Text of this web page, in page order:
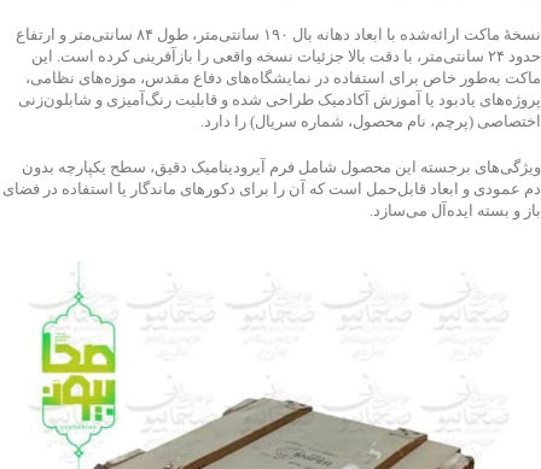
نسخهٔ ماکت ارائه‌شده با ابعاد دهانه بال ۱۹۰ سانتی‌متر، طول ۸۴ سانتی‌متر و ارتفاع
حدود ۲۴ سانتی‌متر، با دقت بالا جزئیات نسخه واقعی را بازآفرینی کرده است. این
ماکت به‌طور خاص برای استفاده در نمایشگاه‌های دفاع مقدس، موزه‌های نظامی،
پروژه‌های یادبود یا آموزش آکادمیک طراحی شده و قابلیت رنگ‌آمیزی و شابلون‌زنی
اختصاصی (پرچم، نام محصول، شماره سریال) را دارد.
ویژگی‌های برجسته این محصول شامل فرم آیرودینامیک دقیق، سطح یکپارچه بدون
دم عمودی و ابعاد قابل‌حمل است که آن را برای دکورهای ماندگار یا استفاده در فضای
باز و بسته ایده‌آل می‌سازد.